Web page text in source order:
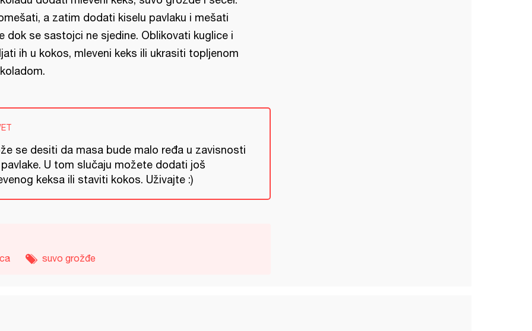
a zatim dodati kiselu pavlaku i mešati
dok se sastojci ne sjedine. Oblikovati kuglice i
ih u kokos, mleveni keks ili ukrasiti topljenom
se desiti da masa bude malo ređa u zavisnosti
U tom slučaju možete dodati još
keksa ili staviti kokos. Uživajte :)
suvo grožđe